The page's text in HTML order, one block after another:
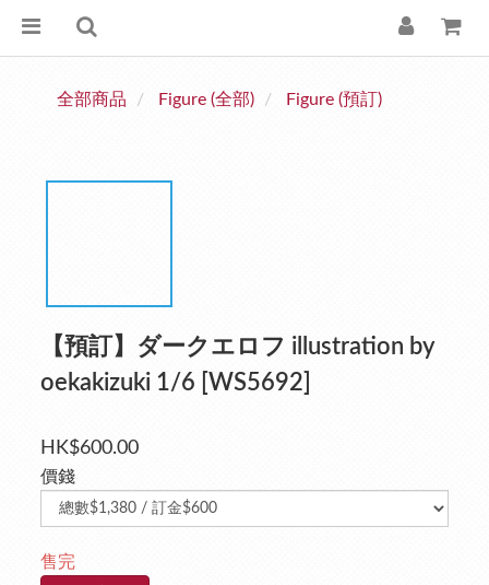
全部商品 Figure (全部) Figure (預訂)
【預訂】ダークエロフ illustration by
oekakizuki 1/6 [WS5692]
HK$600.00
價錢
售完